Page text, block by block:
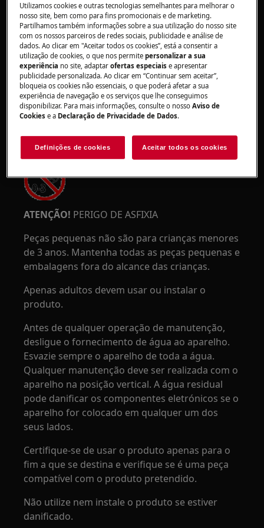
ATENÇÃO!RISCO DE PRENSAGEM
Use luvas de proteção se realizar trabalhos de
manutenção ou reparação envolvendo correias.
ATENÇÃO! PERIGO DE ASFIXIA
Peças pequenas não são para crianças menores
de 3 anos. Mantenha todas as peças pequenas e
embalagens fora do alcance das crianças.
Apenas adultos devem usar ou instalar o
produto.
Antes de qualquer operação de manutenção,
desligue o fornecimento de água ao aparelho.
Esvazie sempre o aparelho de toda a água.
Qualquer manutenção deve ser realizada com o
aparelho na posição vertical. A água residual
pode danificar os componentes eletrónicos se o
aparelho for colocado em qualquer um dos
seus lados.
Certifique-se de usar o produto apenas para o
fim a que se destina e verifique se é uma peça
compatível com o produto pretendido.
Não utilize nem instale o produto se estiver
danificado.
Utilizamos cookies e outras tecnologias semelhantes para melhorar o
nosso site, bem como para fins promocionais e de marketing.
Partilhamos também informações sobre a sua utilização do nosso site
com os nossos parceiros de redes sociais, publicidade e análise de
dados. Ao clicar em "Aceitar todos os cookies”, está a consentir a
utilização de cookies, o que nos permitepersonalizar a sua
experiência no site, adaptarofertas especiaise apresentar
publicidade personalizada. Ao clicar em “Continuar sem aceitar”,
bloqueia os cookies não essenciais, o que poderá afetar a sua
experiência de navegação e os serviços que lhe conseguimos
disponibilizar. Para mais informações, consulte o nossoAviso de
Cookies e a Declaração de Privacidade de Dados.
Definições de cookies Aceitar todos os cookies